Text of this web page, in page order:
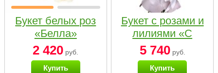
Букет белых роз
«Белла»
2 420 руб.
Купить
Букет с розами и
лилиями «С
наилучшими
пожеланиями»
5 740руб.
Купить